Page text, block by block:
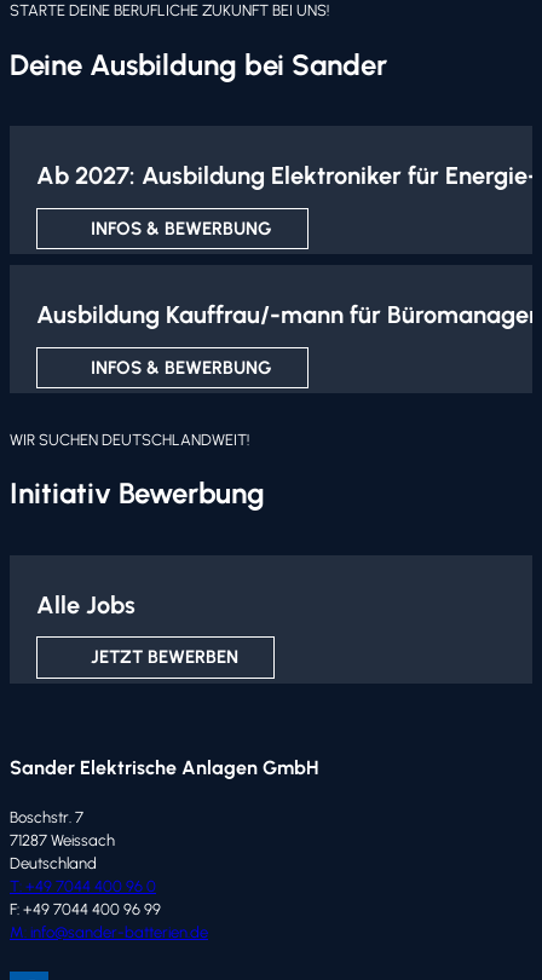
Deine Ausbildung bei Sander
STARTE DEINE BERUFLICHE ZUKUNFT BEI UNS!
Ab 2027: Ausbildung Elektroniker für
INFOS & BEWERBUNG
Ausbildung Kauffrau/-mann für
INFOS & BEWERBUNG
Initiativ Bewerbung
WIR SUCHEN DEUTSCHLANDWEIT!
Alle Jobs
JETZT BEWERBEN
Sander Elektrische Anlagen GmbH
Boschstr. 7
71287 Weissach
Deutschland
T: +49 7044 400 96 0
F: +49 7044 400 96 99
M: info@sander-batterien.de